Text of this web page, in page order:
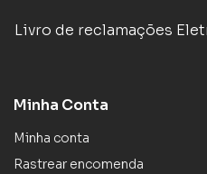
Livro de reclamações
Minha Conta
Minha conta
Rastrear encomenda